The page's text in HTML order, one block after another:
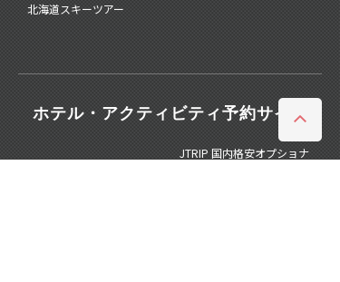
北海道スキーツアー
ホテル・アクティビティ予約サイト
JTRIP 国内格安オプショナ